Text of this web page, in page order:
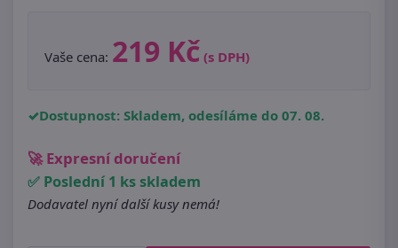
Vaše cena: 219 Kč (s DPH)
Dostupnost: Skladem, odesíláme do 07. 08.
🚀 Expresní doručení
✅ Poslední 1 ks skladem
Dodavatel nyní další kusy nemá!